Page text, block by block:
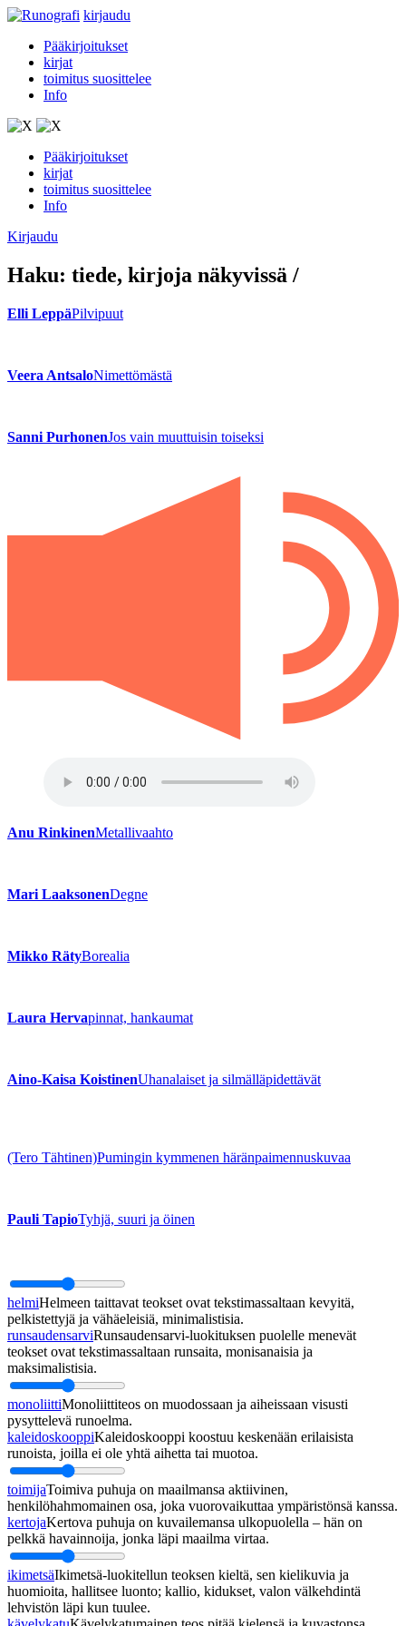
kirjaudu
Pääkirjoitukset
kirjat
toimitus suosittelee
Info
Pääkirjoitukset
kirjat
toimitus suosittelee
Info
Kirjaudu
Haku: tiede, kirjoja näkyvissä /
Elli LeppäPilvipuut
Veera AntsaloNimettömästä
Sanni PurhonenJos vain muuttuisin toiseksi
Anu RinkinenMetallivaahto
Mari LaaksonenDegne
Mikko RätyBorealia
Laura Hervapinnat, hankaumat
Aino-Kaisa KoistinenUhanalaiset ja silmälläpidettävät
(Tero Tähtinen)Pumingin kymmenen häränpaimennuskuvaa
Pauli TapioTyhjä, suuri ja öinen
helmiHelmeen taittavat teokset ovat tekstimassaltaan kevyitä,
pelkistettyjä ja vähäeleisiä, minimalistisia.
runsaudensarviRunsaudensarvi-luokituksen puolelle menevät
teokset ovat tekstimassaltaan runsaita, monisanaisia ja
maksimalistisia.
monoliittiMonoliittiteos on muodossaan ja aiheissaan visusti
pysyttelevä runoelma.
kaleidoskooppiKaleidoskooppi koostuu keskenään erilaisista
runoista, joilla ei ole yhtä aihetta tai muotoa.
toimijaToimiva puhuja on maailmansa aktiivinen,
henkilöhahmomainen osa, joka vuorovaikuttaa ympäristönsä kanssa.
kertojaKertova puhuja on kuvailemansa ulkopuolella – hän on
pelkkä havainnoija, jonka läpi maailma virtaa.
ikimetsäIkimetsä-luokitellun teoksen kieltä, sen kielikuvia ja
huomioita, hallitsee luonto; kallio, kidukset, valon välkehdintä
lehvistön läpi kun tuulee.